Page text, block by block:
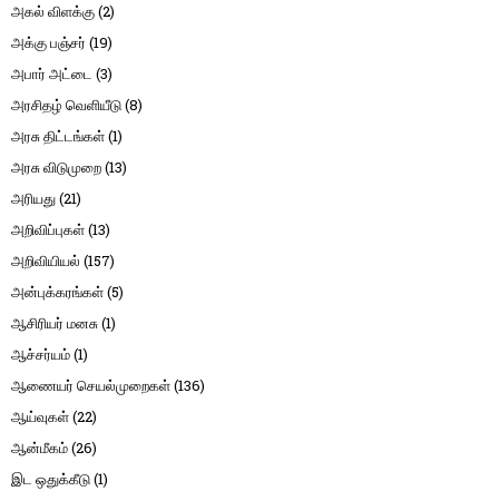
அகல் விளக்கு(2)
அக்கு பஞ்சர் (19)
அபார் அட்டை (3)
அரசிதழ் வெளியீடு(8)
அரசு திட்டங்கள்(1)
அரசு விடுமுறை(13)
அரியது(21)
அறிவிப்புகள்(13)
அறிவியியல் (157)
அன்புக்கரங்கள்(5)
ஆசிரியர் மனசு(1)
ஆச்சர்யம்(1)
ஆணையர் செயல்முறைகள்(136)
ஆய்வுகள்(22)
ஆன்மீகம்(26)
இட ஒதுக்கீடு(1)